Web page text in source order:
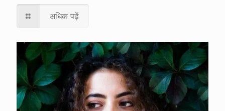
अधिक पढ़ें